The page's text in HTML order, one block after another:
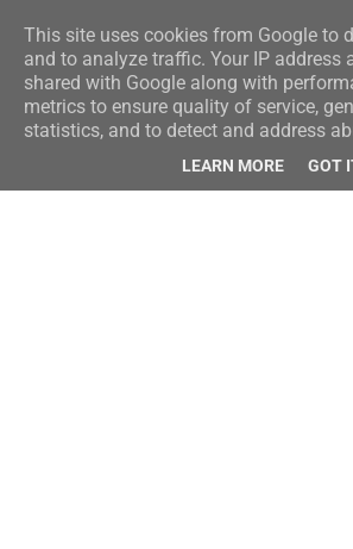
This site uses cookies from Google to
and to analyze traffic. Your IP address
shared with Google along with
metrics to ensure quality of service,
statistics, and to detect and address
LEARN MORE GOT